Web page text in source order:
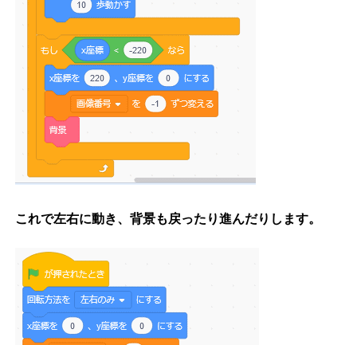
これで左右に動き、背景も戻ったり進んだりします。